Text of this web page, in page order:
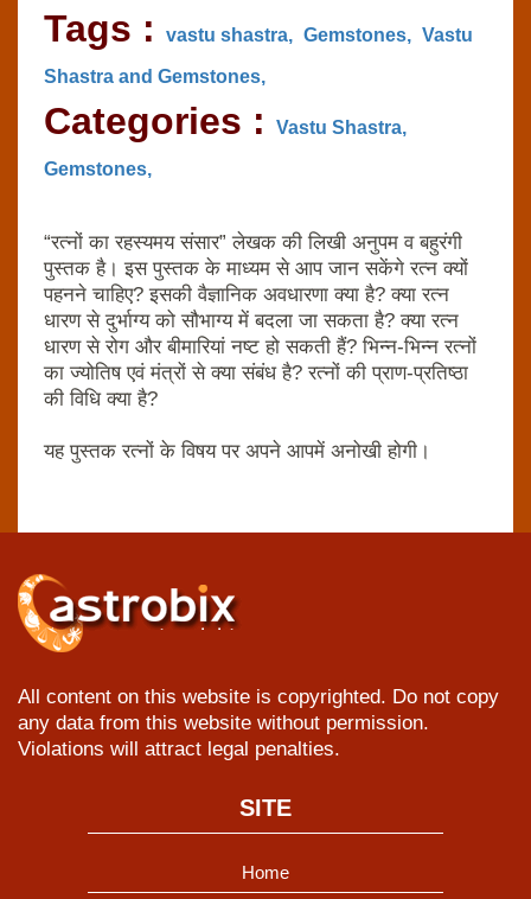
Tags : vastu shastra, Gemstones, Vastu
Shastra and Gemstones,
Categories : Vastu Shastra,
Gemstones,
“रत्‍नों का रहस्‍यमय संसार” लेखक की लिखी अनुपम व बहुरंगी
पुस्‍तक है। इस पुस्‍तक के माध्‍यम से आप जान सकेंगे रत्‍न क्‍यों
पहनने चाहिए? इसकी वैज्ञानिक अवधारणा क्‍या है? क्‍या रत्‍न
धारण से दुर्भाग्‍य को सौभाग्‍य में बदला जा सकता है? क्‍या रत्‍न
धारण से रोग और बीमारियां नष्‍ट हो सकती हैं? भिन्‍न-भिन्‍न रत्‍नों
का ज्‍योतिष एवं मंत्रों से क्‍या संबंध है? रत्‍नों की प्राण-प्रतिष्‍ठा
की विधि क्‍या है?
यह पुस्‍तक रत्‍नों के विषय पर अपने आपमें अनोखी होगी।
All content on this website is copyrighted. Do not copy
any data from this website without permission.
Violations will attract legal penalties.
SITE
Home